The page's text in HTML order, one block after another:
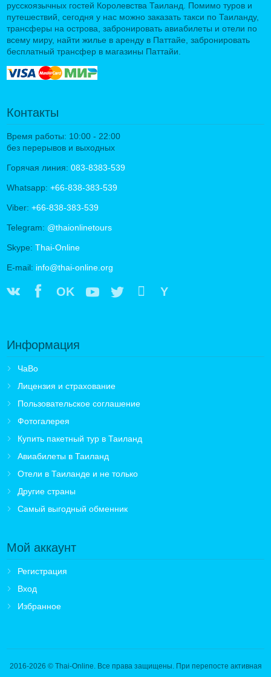
русскоязычных гостей Королевства Таиланд. Помимо туров и
путешествий, сегодня у нас можно заказать такси по Таиланду,
трансферы на острова, забронировать авиабилеты и отели по
всему миру, найти жилье в аренду в Паттайе, забронировать
бесплатный трансфер в магазины Паттайи.
Контакты
Время работы: 10:00 - 22:00
без перерывов и выходных
Горячая линия: 083-8383-539
Whatsapp: +66-838-383-539
Viber: +66-838-383-539
Telegram: @thaionlinetours
Skype: Thai-Online
E-mail: info@thai-online.org
OK Y
Информация
ЧаВо
Лицензия и страхование
Пользовательское соглашение
Фотогалерея
Купить пакетный тур в Таиланд
Авиабилеты в Таиланд
Отели в Таиланде и не только
Другие страны
Самый выгодный обменник
Мой аккаунт
Регистрация
Вход
Избранное
2016-2026 © Thai-Online. Все права защищены. При перепосте активная